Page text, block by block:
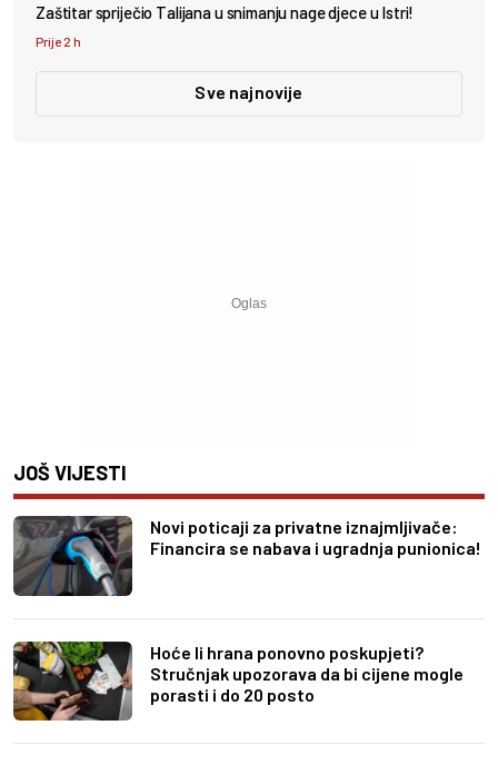
Zaštitar spriječio Talijana u snimanju nage djece u Istri!
Prije 2 h
Sve najnovije
JOŠ VIJESTI
Novi poticaji za privatne iznajmljivače:
Financira se nabava i ugradnja punionica!
Hoće li hrana ponovno poskupjeti?
Stručnjak upozorava da bi cijene mogle
porasti i do 20 posto